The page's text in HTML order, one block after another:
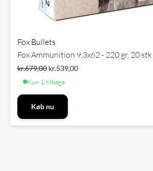
Fox Bullets
Fox Ammunition 9,3x62 - 220 gr, 20 stk
kr.679,00 kr.539,00
Kun 1 tilbage
Køb nu